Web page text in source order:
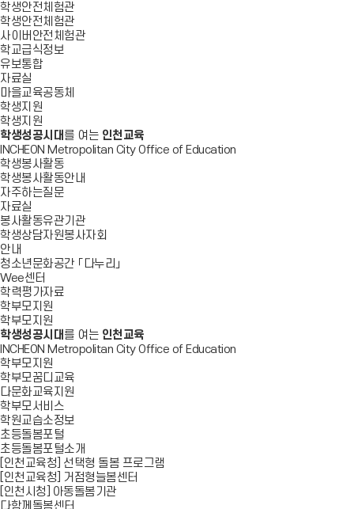
학생안전체험관
학생안전체험관
사이버안전체험관
학교급식정보
유보통합
자료실
마을교육공동체
학생지원
학생지원
학생성공시대 를 여는 인천교육
INCHEON Metropolitan City Office of Education
학생봉사활동
학생봉사활동안내
자주하는질문
자료실
봉사활동유관기관
학생상담자원봉사자회
안내
청소년문화공간 「다누리」
Wee센터
학력평가자료
학부모지원
학부모지원
학생성공시대 를 여는 인천교육
INCHEON Metropolitan City Office of Education
학부모지원
학부모꿈디교육
다문화교육지원
학부모서비스
학원교습소정보
초등돌봄포털
초등돌봄포털소개
[인천교육청] 선택형 돌봄 프로그램
[인천교육청] 거점형늘봄센터
[인천시청] 아동돌봄기관
다함께돌봄센터